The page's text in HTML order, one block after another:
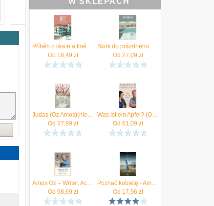
Příběh o lásce a tmě Amos Oz
Od 18,49 zł
Skok do prázdného bazénu Amos Oz
Od 27,09 zł
Judas (Oz Amos)(niemiecki)
Od 37,99 zł
Was ist ein Apfel? (Oz Amos)(Twarda)(niemiecki)
Od 61,09 zł
Amos Oz – Writer, Activist, Icon
Od 98,69 zł
Poznać kobietę - Amos Oz
Od 17,96 zł